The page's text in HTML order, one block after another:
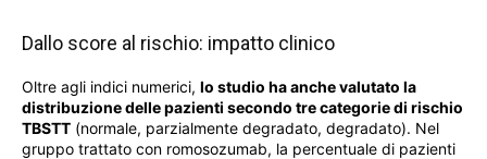
Dallo score al rischio: impatto clinico
Oltre agli indici numerici, lo studio ha anche valutato la
distribuzione delle pazienti secondo tre categorie di rischio
TBSTT (normale, parzialmente degradato, degradato). Nel
gruppo trattato con romosozumab, la percentuale di pazienti